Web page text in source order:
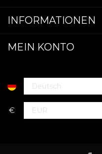
INFORMATIONEN
MEIN KONTO
€